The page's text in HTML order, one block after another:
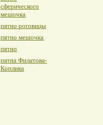
сферического
мешочка
пятно роговицы
пятно мешочка
пятно
пятна Филатова-
Коплика